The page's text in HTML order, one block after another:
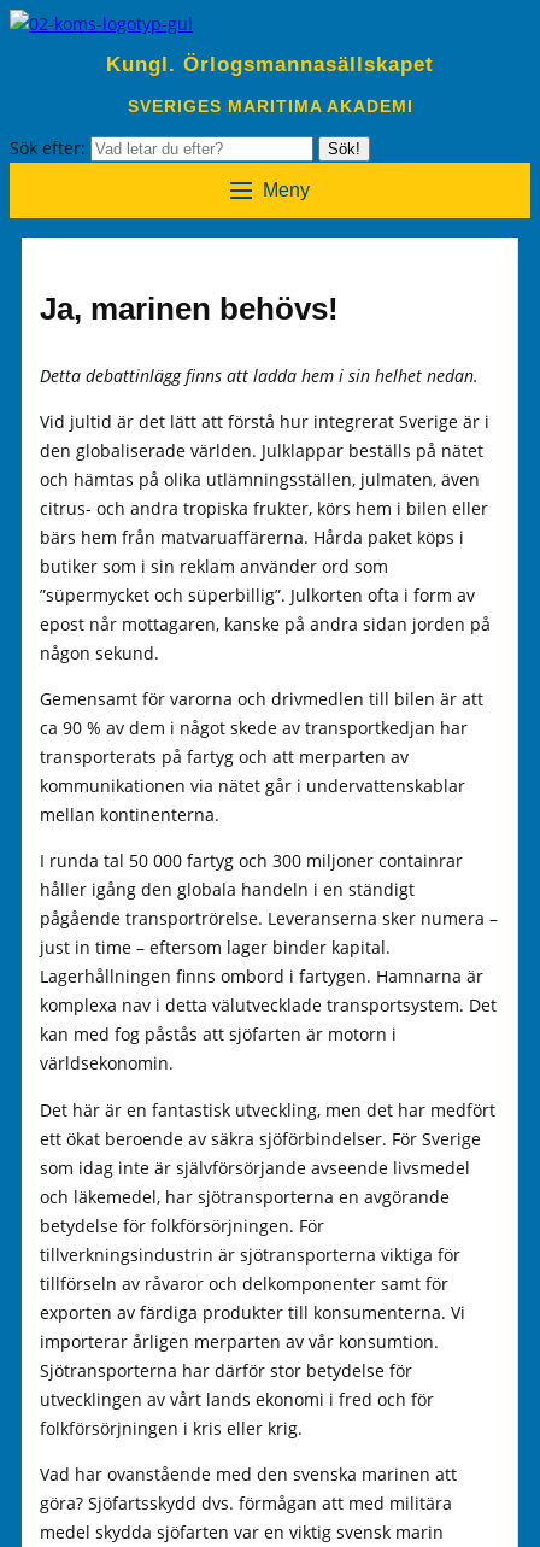
Kungl. Örlogsmannasällskapet
SVERIGES MARITIMA AKADEMI
Sök efter: Sök!
Meny
Ja, marinen behövs!
Detta debattinlägg finns att ladda hem i sin helhet nedan.
Vid jultid är det lätt att förstå hur integrerat Sverige är i
den globaliserade världen. Julklappar beställs på nätet
och hämtas på olika utlämningsställen, julmaten, även
citrus- och andra tropiska frukter, körs hem i bilen eller
bärs hem från matvaruaffärerna. Hårda paket köps i
butiker som i sin reklam använder ord som
”süpermycket och süperbillig”. Julkorten ofta i form av
epost når mottagaren, kanske på andra sidan jorden på
någon sekund.
Gemensamt för varorna och drivmedlen till bilen är att
ca 90 % av dem i något skede av transportkedjan har
transporterats på fartyg och att merparten av
kommunikationen via nätet går i undervattenskablar
mellan kontinenterna.
I runda tal 50 000 fartyg och 300 miljoner containrar
håller igång den globala handeln i en ständigt
pågående transportrörelse. Leveranserna sker numera –
just in time – eftersom lager binder kapital.
Lagerhållningen finns ombord i fartygen. Hamnarna är
komplexa nav i detta välutvecklade transportsystem. Det
kan med fog påstås att sjöfarten är motorn i
världsekonomin.
Det här är en fantastisk utveckling, men det har medfört
ett ökat beroende av säkra sjöförbindelser. För Sverige
som idag inte är självförsörjande avseende livsmedel
och läkemedel, har sjötransporterna en avgörande
betydelse för folkförsörjningen. För
tillverkningsindustrin är sjötransporterna viktiga för
tillförseln av råvaror och delkomponenter samt för
exporten av färdiga produkter till konsumenterna. Vi
importerar årligen merparten av vår konsumtion.
Sjötransporterna har därför stor betydelse för
utvecklingen av vårt lands ekonomi i fred och för
folkförsörjningen i kris eller krig.
Vad har ovanstående med den svenska marinen att
göra? Sjöfartsskydd dvs. förmågan att med militära
medel skydda sjöfarten var en viktig svensk marin